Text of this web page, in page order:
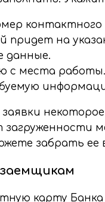
контактного
придет на
данные.
с места работы.
забрать
карту